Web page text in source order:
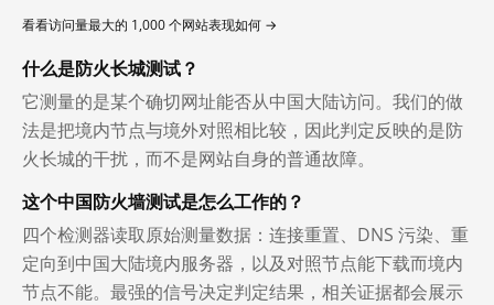
看看访问量最大的 1,000 个网站表现如何 →
什么是防火长城测试？
它测量的是某个确切网址能否从中国大陆访问。我们的做
法是把境内节点与境外对照相比较，因此判定反映的是防
火长城的干扰，而不是网站自身的普通故障。
这个中国防火墙测试是怎么工作的？
四个检测器读取原始测量数据：连接重置、DNS 污染、重
定向到中国大陆境内服务器，以及对照节点能下载而境内
节点不能。最强的信号决定判定结果，相关证据都会展示